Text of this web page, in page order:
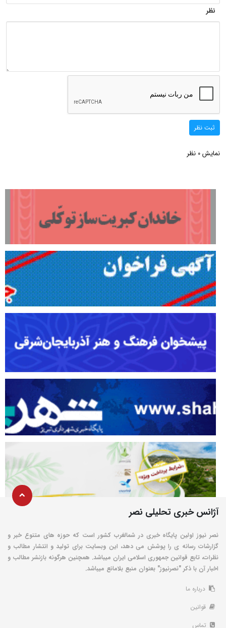
نظر
ثبت نظر
نمایش 0 نظر
آژانس خبری تحلیلی نصر
نصر نیوز اولین پایگاه خبری در شمالغرب کشور است که حوزه های متنوع خبر و
گزارشات رسانه ی را پوشش می دهد، این وبسایت برای تولید و انتشار مطالب و
نظرات، تابع قوانین جمهوری اسلامی ایران میباشد. همچنین هرگونه بازنشر مطالب و
اخبار آن با ذکر "نصرنیوز" بعنوان منبع بلامانع میباشد.
درباره ما
قوانین
تماس